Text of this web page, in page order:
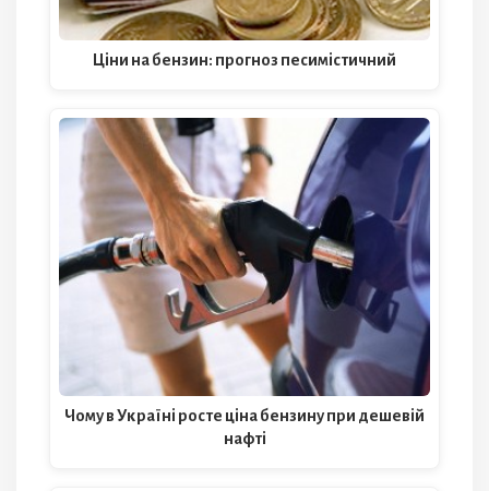
Ціни на бензин: прогноз песимістичний
Чому в Україні росте ціна бензину при дешевій
нафті